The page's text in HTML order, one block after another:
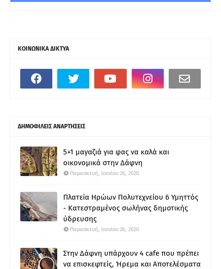
ΚΟΙΝΩΝΙΚΑ ΔΙΚΤΥΑ
ΔΗΜΟΦΙΛΕΙΣ ΑΝΑΡΤΗΣΕΙΣ
5+1 μαγαζιά για φας να καλά και
οικονομικά στην Δάφνη
Παρασκευή, Ιουνίου 26, 2020
Πλατεία Ηρώων Πολυτεχνείου 6 Υμηττός
- Κατεστραμένος σωλήνας δημοτικής
ύδρευσης
Παρασκευή, Ιουνίου 26, 2020
Στην Δάφνη υπάρχουν 4 cafe που πρέπει
να επισκεφτείς, Ήρεμα και Αποτελέσματα